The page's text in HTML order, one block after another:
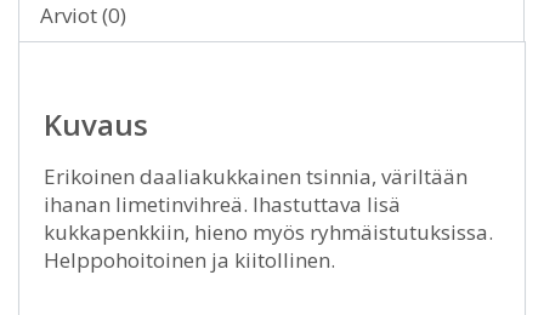
Arviot (0)
Kuvaus
Erikoinen daaliakukkainen tsinnia, väriltään
ihanan limetinvihreä. Ihastuttava lisä
kukkapenkkiin, hieno myös ryhmäistutuksissa.
Helppohoitoinen ja kiitollinen.